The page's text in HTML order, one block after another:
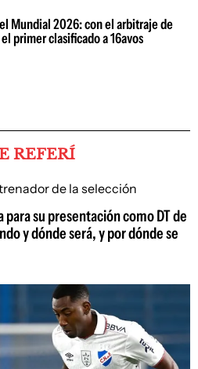
Mundial 2026: con el arbitraje de
primer clasificado a 16avos
REFERÍ
su presentación como DT de
y dónde será, y por dónde se